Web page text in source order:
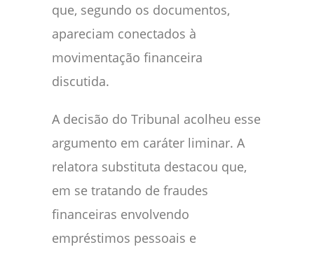
que, segundo os documentos,
apareciam conectados à
movimentação financeira
discutida.
A decisão do Tribunal acolheu esse
argumento em caráter liminar. A
relatora substituta destacou que,
em se tratando de fraudes
financeiras envolvendo
empréstimos pessoais e